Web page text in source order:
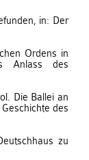
in: Der
Ordens in
Anlass des
Die Ballei an
des
zu